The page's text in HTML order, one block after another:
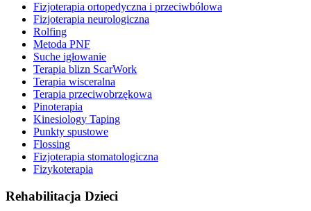
Fizjoterapia ortopedyczna i przeciwbólowa
Fizjoterapia neurologiczna
Rolfing
Metoda PNF
Suche igłowanie
Terapia blizn ScarWork
Terapia wisceralna
Terapia przeciwobrzękowa
Pinoterapia
Kinesiology Taping
Punkty spustowe
Flossing
Fizjoterapia stomatologiczna
Fizykoterapia
Rehabilitacja Dzieci